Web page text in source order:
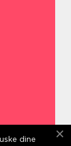
dine